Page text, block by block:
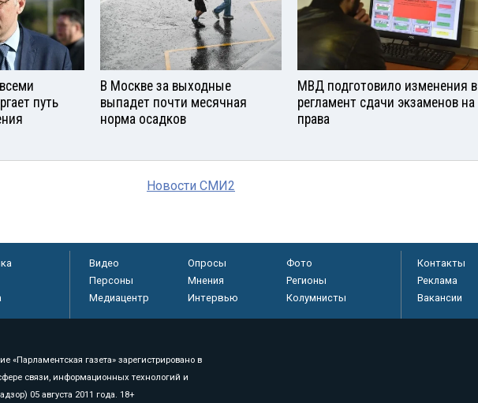
путь
В Москве за выходные
выпадет почти месячная
норма осадков
МВД подготовило изменения в
регламент сдачи экзаменов на
права
Новости СМИ2
Видео Опросы
Фото
Персоны
Мнения
Регионы
Медиацентр
Интервью Колумнисты
Контакты
Реклама
Вакансии
«Парламентская газета» зарегистрировано в
связи, информационных технологий и
05 августа 2011 года. 18+